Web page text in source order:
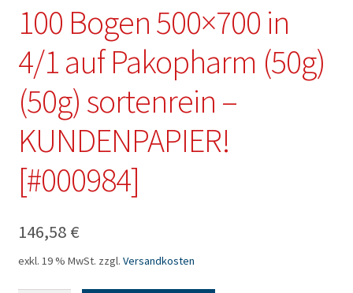
100 Bogen 500×700 in
4/1 auf Pakopharm (50g)
(50g) sortenrein –
KUNDENPAPIER!
[#000984]
146,58 €
exkl. 19 % MwSt. zzgl. Versandkosten